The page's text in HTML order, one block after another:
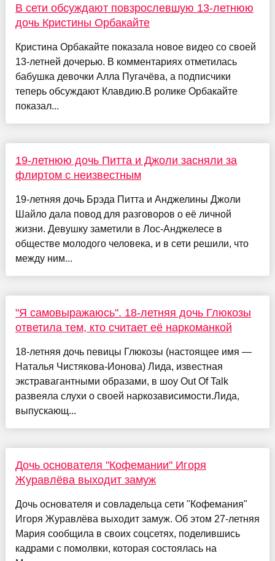
В сети обсуждают повзрослевшую 13-летнюю
дочь Кристины Орбакайте
Кристина Орбакайте показала новое видео со своей
13-летней дочерью. В комментариях отметилась
бабушка девочки Алла Пугачёва, а подписчики
теперь обсуждают Клавдию.В ролике Орбакайте
показал...
19-летнюю дочь Питта и Джоли засняли за
флиртом с неизвестным
19-летняя дочь Брэда Питта и Анджелины Джоли
Шайло дала повод для разговоров о её личной
жизни. Девушку заметили в Лос-Анджелесе в
обществе молодого человека, и в сети решили, что
между ним...
"Я самовыражаюсь". 18-летняя дочь Глюкозы
ответила тем, кто считает её наркоманкой
18-летняя дочь певицы Глюкозы (настоящее имя —
Наталья Чистякова-Ионова) Лида, известная
экстравагантными образами, в шоу Out Of Talk
развеяла слухи о своей наркозависимости.Лида,
выпускающ...
Дочь основателя "Кофемании" Игоря
Журавлёва выходит замуж
Дочь основателя и совладельца сети "Кофемания"
Игоря Журавлёва выходит замуж. Об этом 27-летняя
Мария сообщила в своих соцсетях, поделившись
кадрами с помолвки, которая состоялась на